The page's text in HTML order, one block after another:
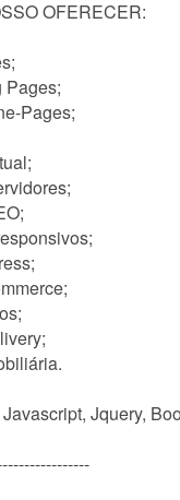
OFERECER:
Pages;
Pages;
Jquery,